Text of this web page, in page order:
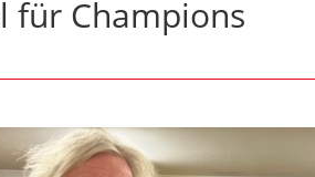
für Champions